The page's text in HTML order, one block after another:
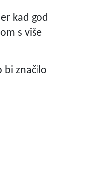
kad god
s više
bi značilo